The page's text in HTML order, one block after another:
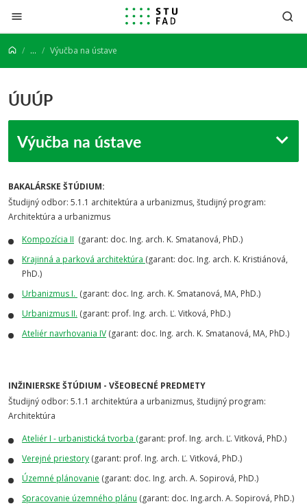
Prejsť na obsah
... Výučba na ústave
ÚUÚP
Výučba na ústave
BAKALÁRSKE ŠTÚDIUM:
Študijný odbor: 5.1.1 architektúra a urbanizmus, študijný program:
Architektúra a urbanizmus
Kompozícia II (garant: doc. Ing. arch. K. Smatanová, PhD.)
Krajinná a parková architektúra (garant: doc. Ing. arch. K. Kristiánová,
PhD.)
Urbanizmus I. (garant: doc. Ing. arch. K. Smatanová, MA, PhD.)
Urbanizmus II. (garant: prof. Ing. arch. Ľ. Vitková, PhD.)
Ateliér navrhovania IV (garant: doc. Ing. arch. K. Smatanová, MA, PhD.)
INŽINIERSKE ŠTÚDIUM - VŠEOBECNÉ PREDMETY
Študijný odbor: 5.1.1 architektúra a urbanizmus, študijný program:
Architektúra
Ateliér I - urbanistická tvorba (garant: prof. Ing. arch. Ľ. Vitková, PhD.)
Verejné priestory (garant: prof. Ing. arch. Ľ. Vitková, PhD.)
Územné plánovanie (garant: doc. Ing. arch. A. Sopirová, PhD.)
Spracovanie územného plánu (garant: doc. Ing.arch. A. Sopirová, PhD.)